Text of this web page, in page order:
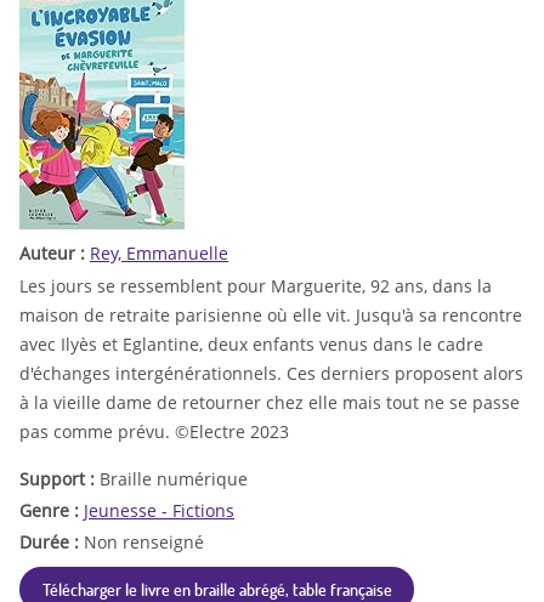
Auteur : Rey, Emmanuelle
Les jours se ressemblent pour Marguerite, 92 ans, dans la
maison de retraite parisienne où elle vit. Jusqu'à sa rencontre
avec Ilyès et Eglantine, deux enfants venus dans le cadre
d'échanges intergénérationnels. Ces derniers proposent alors
à la vieille dame de retourner chez elle mais tout ne se passe
pas comme prévu. ©Electre 2023
Support : Braille numérique
Genre : Jeunesse - Fictions
Durée : Non renseigné
Télécharger le livre en braille abrégé, table française